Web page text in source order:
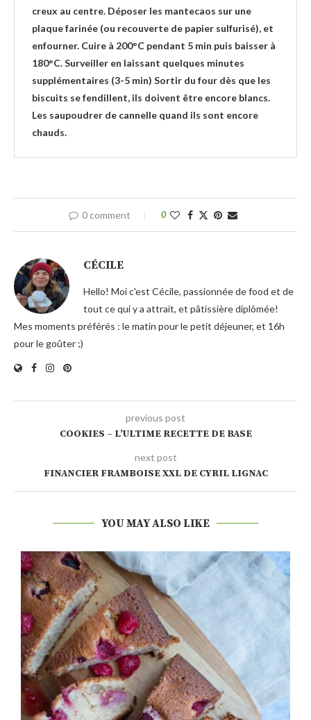
creux au centre. Déposer les mantecaos sur une
plaque farinée (ou recouverte de papier sulfurisé), et
enfourner. Cuire à 200°C pendant 5 min puis baisser à
180°C. Surveiller en laissant quelques minutes
supplémentaires (3-5 min) Sortir du four dès que les
biscuits se fendillent, ils doivent être encore blancs.
Les saupoudrer de cannelle quand ils sont encore
chauds.
0 comment 0
CÉCILE
Hello! Moi c'est Cécile, passionnée de food et de
tout ce qui y a attrait, et pâtissière diplômée!
Mes moments préférés : le matin pour le petit déjeuner, et 16h
pour le goûter ;)
previous post
COOKIES – L’ULTIME RECETTE DE BASE
next post
FINANCIER FRAMBOISE XXL DE CYRIL LIGNAC
YOU MAY ALSO LIKE